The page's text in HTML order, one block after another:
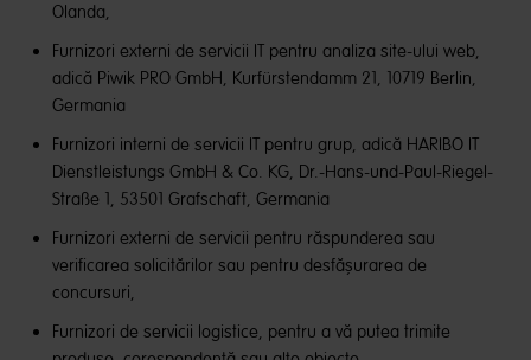
Olanda,
Furnizori externi de servicii IT pentru analiza site-ului web,
adică Piwik PRO GmbH, Kurfürstendamm 21, 10719 Berlin,
Germania
Furnizori interni de servicii IT pentru grup, adică HARIBO IT
Dienstleistungs GmbH & Co. KG, Dr.-Hans-und-Paul-Riegel-
Straße 1, 53501 Grafschaft, Germania
Furnizori externi de servicii pentru răspunderea sau
verificarea solicitărilor sau pentru desfășurarea de
concursuri,
Furnizori de servicii logistice, pentru a vă putea trimite